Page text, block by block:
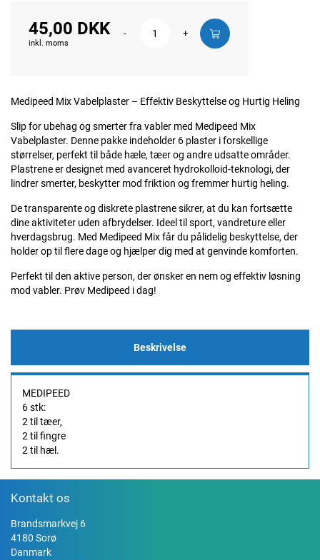
45,00 DKK
inkl. moms
- +
Medipeed Mix Vabelplaster – Effektiv Beskyttelse og Hurtig Heling
Slip for ubehag og smerter fra vabler med Medipeed Mix
Vabelplaster. Denne pakke indeholder 6 plaster i forskellige
størrelser, perfekt til både hæle, tæer og andre udsatte områder.
Plastrene er designet med avanceret hydrokolloid-teknologi, der
lindrer smerter, beskytter mod friktion og fremmer hurtig heling.
De transparente og diskrete plastrene sikrer, at du kan fortsætte
dine aktiviteter uden afbrydelser. Ideel til sport, vandreture eller
hverdagsbrug. Med Medipeed Mix får du pålidelig beskyttelse, der
holder op til flere dage og hjælper dig med at genvinde komforten.
Perfekt til den aktive person, der ønsker en nem og effektiv løsning
mod vabler. Prøv Medipeed i dag!
Beskrivelse
MEDIPEED
6 stk:
2 til tæer,
2 til fingre
2 til hæl.
Kontakt os
Brandsmarkvej 6
4180 Sorø
Danmark